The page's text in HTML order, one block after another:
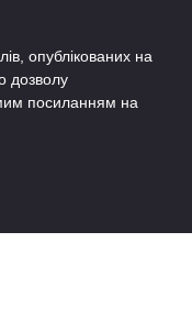
опублікованих на
дозволу
посиланням на